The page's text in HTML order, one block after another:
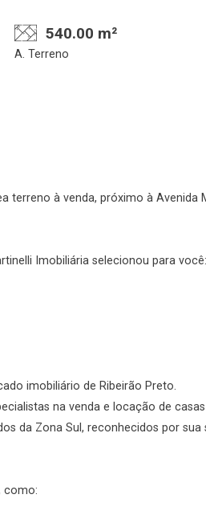
540.00 m²
A. Terreno
terreno à venda, próximo à Avenida
Imobiliária selecionou para você:
imobiliário de Ribeirão Preto.
na venda e locação de
da Zona Sul, reconhecidos por sua
como:
09h00
Agendamento